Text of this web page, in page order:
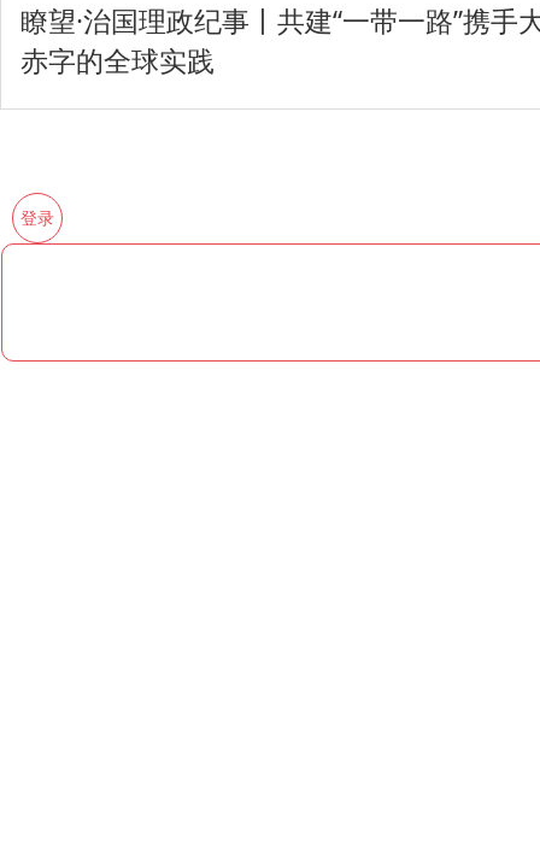
瞭望·治国理政纪事丨共建“一带一路”携
赤字的全球实践
登录